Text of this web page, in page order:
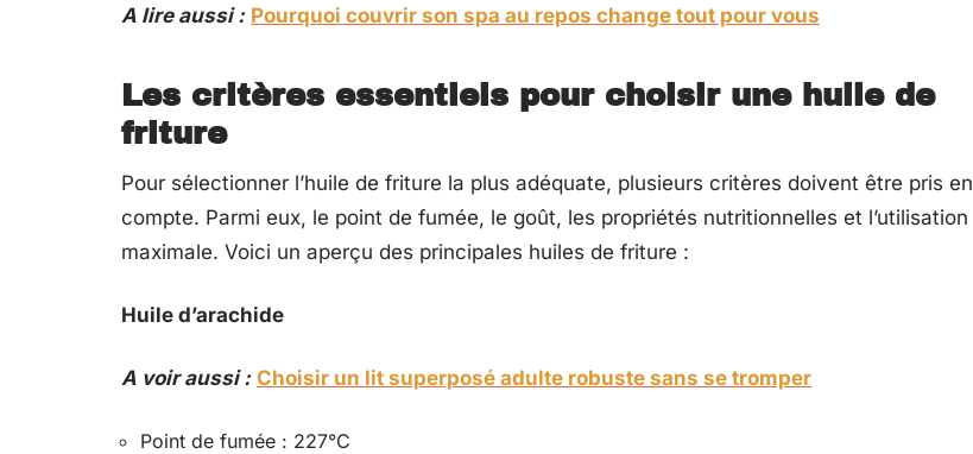
A lire aussi : Pourquoi couvrir son spa au repos change tout pour vous
Les critères essentiels pour choisir une huile de
friture
Pour sélectionner l’huile de friture la plus adéquate, plusieurs critères doivent être pris en
compte. Parmi eux, le point de fumée, le goût, les propriétés nutritionnelles et l’utilisation
maximale. Voici un aperçu des principales huiles de friture :
Huile d’arachide
A voir aussi : Choisir un lit superposé adulte robuste sans se tromper
Point de fumée : 227°C